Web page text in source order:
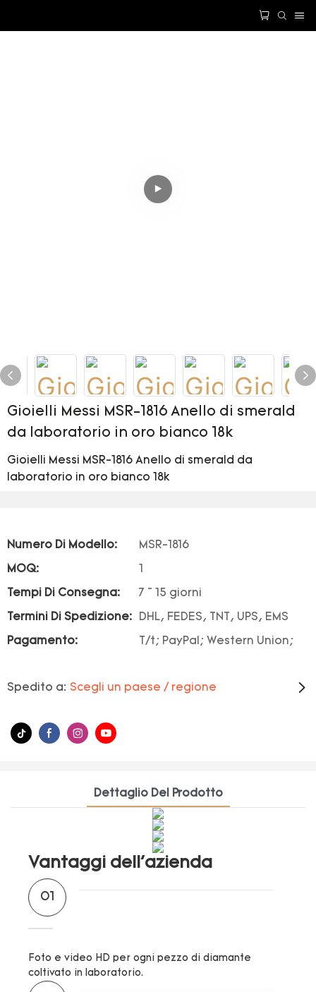
Gioielli Messi MSR-1816 Anello di smerald
da laboratorio in oro bianco 18k
Gioielli Messi MSR-1816 Anello di smerald da
laboratorio in oro bianco 18k
Numero Di Modello: MSR-1816
MOQ:
Tempi Di Consegna: 7 ~ 15 giorni
Termini Di Spedizione: DHL, FEDES, TNT, UPS, EMS
Pagamento: T/t; PayPal; Western Union;
Spedito a: Scegli un paese / regione
Dettaglio Del Prodotto
Vantaggi dell'azienda
01
Foto e video HD per ogni pezzo di diamante
coltivato in laboratorio.